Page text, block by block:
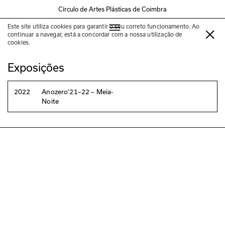
Círculo de Artes Plásticas de Coimbra
Este site utiliza cookies para garantir o seu correto funcionamento. Ao
continuar a navegar, está a concordar com a nossa utilização de
cookies.
Marguerite Duras
Exposições
2022
Anozero‘21–22 – Meia-
Noite